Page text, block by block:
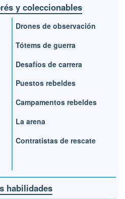
y coleccionables
Drones de observación
Tótems de guerra
Desafíos de carrera
Puestos rebeldes
Campamentos rebeldes
La arena
Contratistas de rescate
habilidades